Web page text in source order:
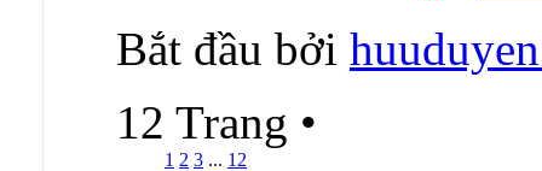
Bắt đầu bởi
12 Trang •
1 2 3 ... 12